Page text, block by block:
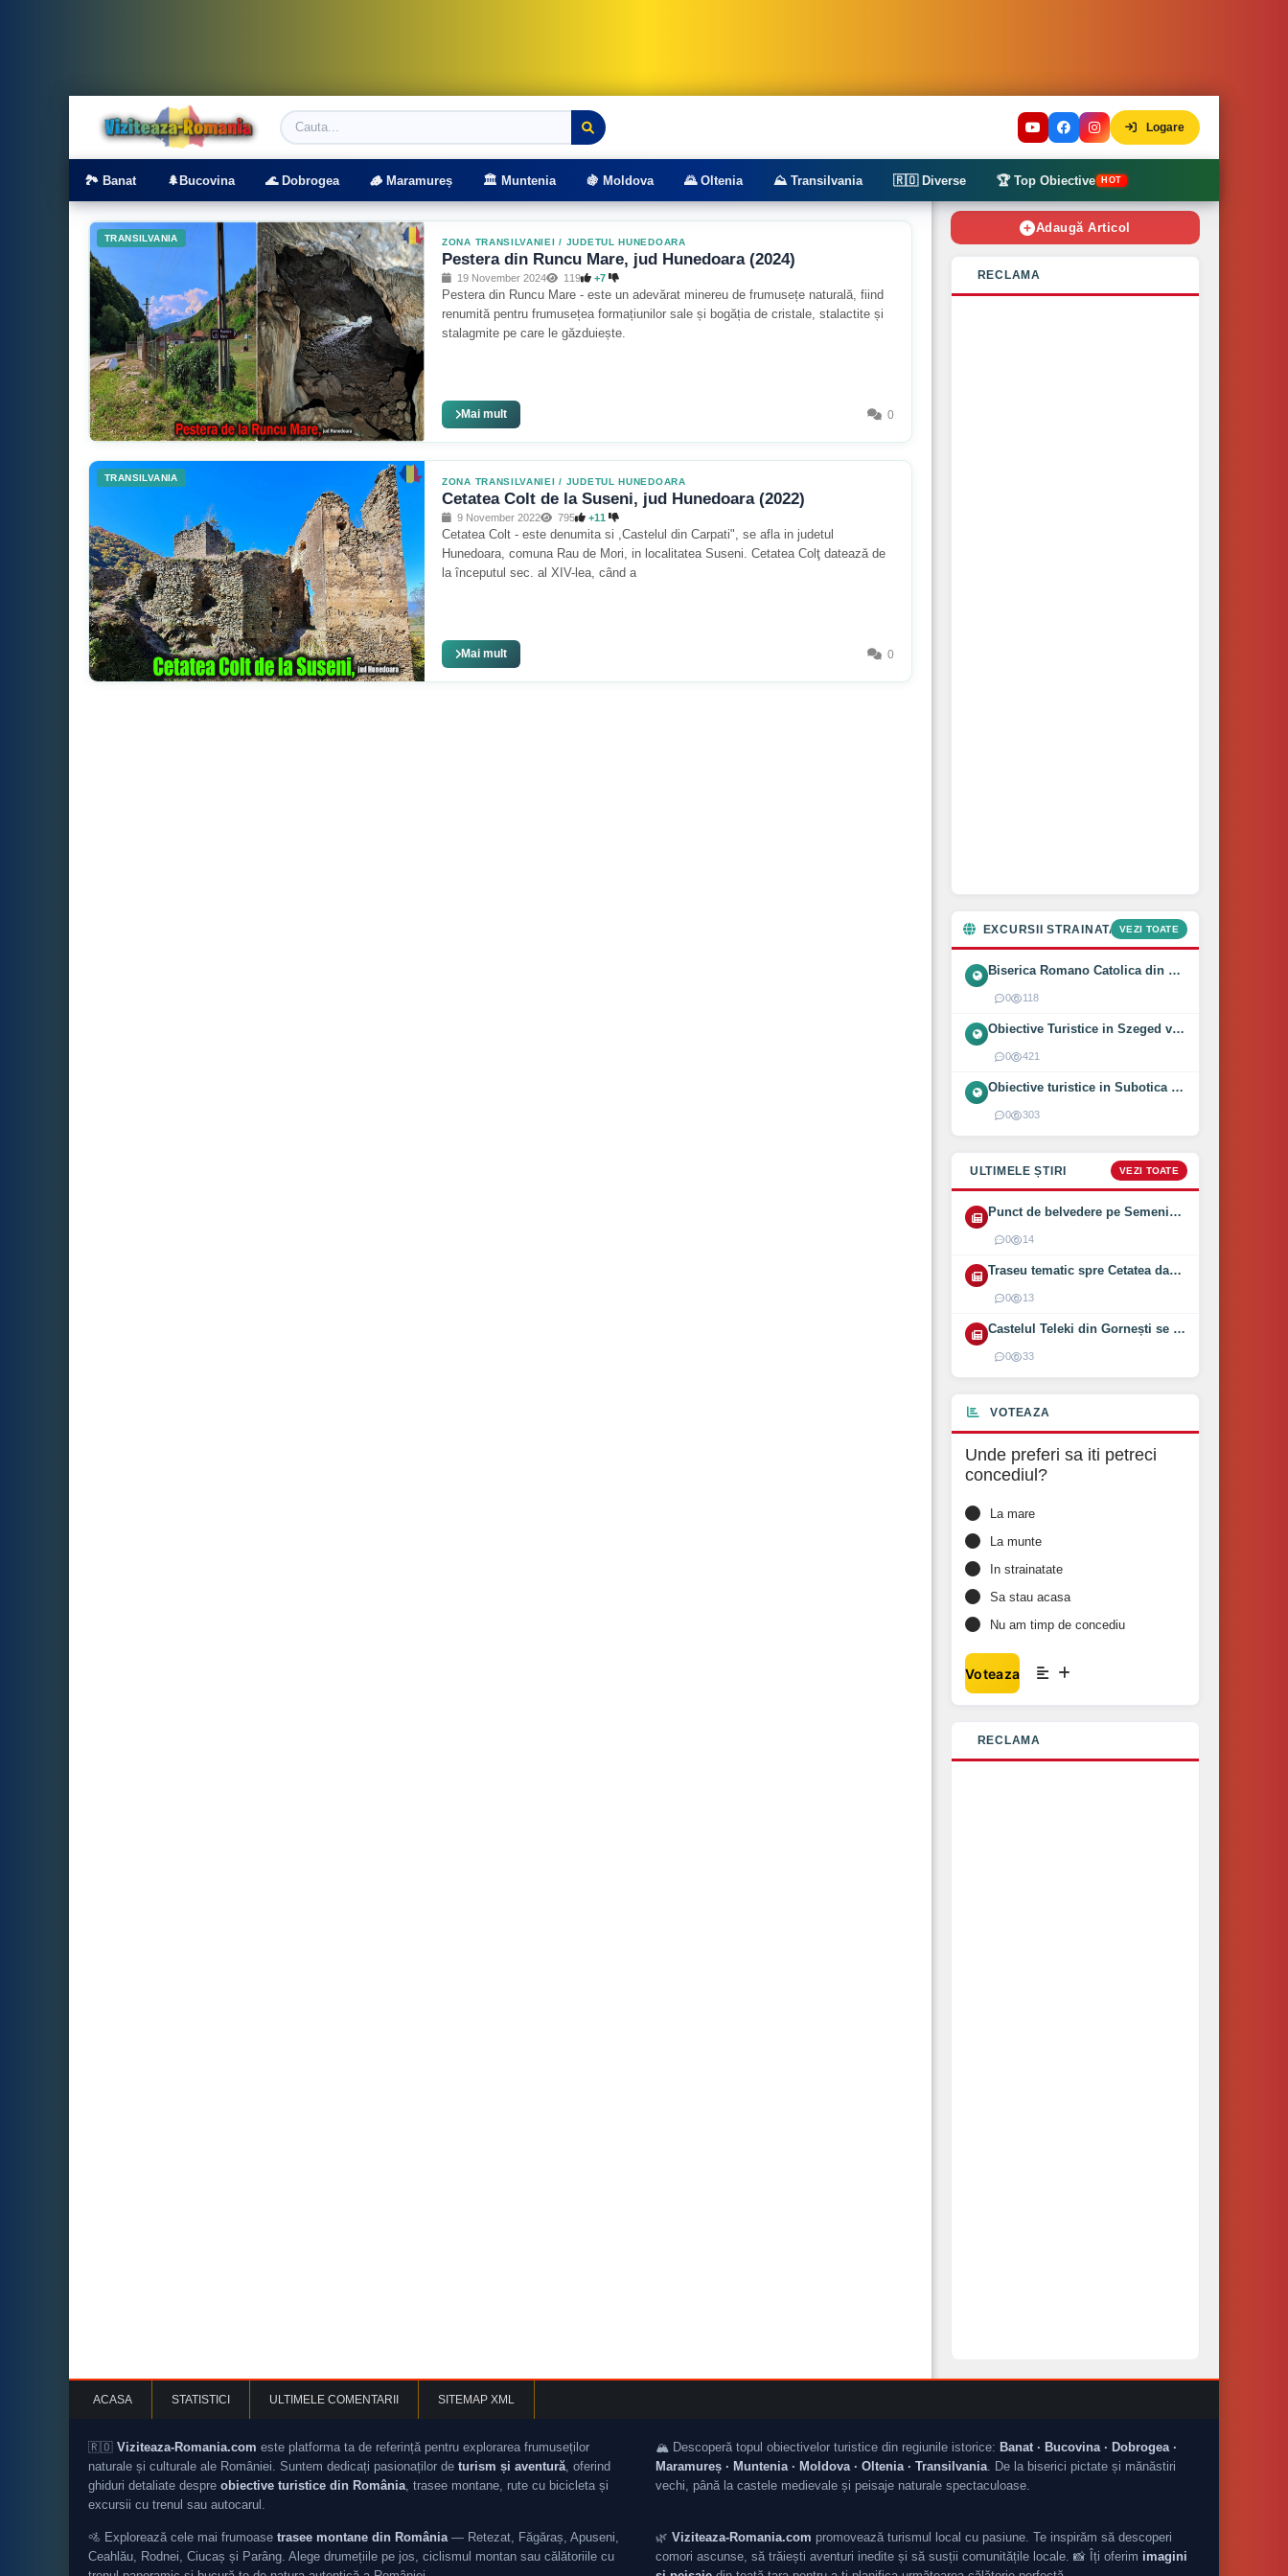
Viziteaza Romania | Obiective Turistice | Trasee montane
Logare
🏞️ Banat 🌲Bucovina 🌊 Dobrogea 🪵 Maramureș 🏛️ Muntenia 🍇 Moldova 🌄 Oltenia ⛰️ Transilvania 🇷🇴 Diverse 🏆 Top Obiective HOT
TRANSILVANIA ZONA TRANSILVANIEI / JUDETUL HUNEDOARA
Pestera din Runcu Mare, jud Hunedoara (2024)
19 November 2024 119 +7
Pestera din Runcu Mare - este un adevărat minereu de frumusețe naturală, fiind
renumită pentru frumusețea formațiunilor sale și bogăția de cristale, stalactite și
stalagmite pe care le găzduiește.
Mai mult 0
TRANSILVANIA ZONA TRANSILVANIEI / JUDETUL HUNEDOARA
Cetatea Colt de la Suseni, jud Hunedoara (2022)
9 November 2022 795 +11
Cetatea Colt - este denumita si ,Castelul din Carpati", se afla in judetul
Hunedoara, comuna Rau de Mori, in localitatea Suseni. Cetatea Colţ dateazǎ de
la începutul sec. al XIV-lea, când a
Mai mult 0
Adaugă Articol
RECLAMA
EXCURSII STRAINATATEVEZI TOATE
Biserica Romano Catolica din Óföldeák, Ungaria (2025)
0 118
Obiective Turistice in Szeged vizitate intr-o zi (2024)
0 421
Obiective turistice in Subotica vizitate intr-o zi (2024)
0 303
ULTIMELE ȘTIRI VEZI TOATE
Punct de belvedere pe Semenic inaugurat pe 1 August 2026
0 14
Traseu tematic spre Cetatea dacică Bănița deschis (2026)
0 13
Castelul Teleki din Gornești se redeschide pe 1 august 2026
0 33
VOTEAZA
Unde preferi sa iti petreci
concediul?
La mare
La munte
In strainatate
Sa stau acasa
Nu am timp de concediu
Voteaza
RECLAMA
ACASA STATISTICI ULTIMELE COMENTARII SITEMAP XML
🇷🇴 Viziteaza-Romania.com este platforma ta de referință pentru explorarea frumuseților
naturale și culturale ale României. Suntem dedicați pasionaților de turism și aventură, oferind
ghiduri detaliate despre obiective turistice din România, trasee montane, rute cu bicicleta și
excursii cu trenul sau autocarul.
🏔️ Descoperă topul obiectivelor turistice din regiunile istorice: Banat · Bucovina · Dobrogea ·
Maramureș · Muntenia · Moldova · Oltenia · Transilvania. De la biserici pictate și mănăstiri
vechi, până la castele medievale și peisaje naturale spectaculoase.
🚵 Explorează cele mai frumoase trasee montane din România— Retezat, Făgăraș, Apuseni,
Ceahlău, Rodnei, Ciucaș și Parâng. Alege drumețiile pe jos, ciclismul montan sau călătoriile cu
🌿 Viziteaza-Romania.com promovează turismul local cu pasiune. Te inspirăm să descoperi
comori ascunse, să trăiești aventuri inedite și să susții comunitățile locale. 📸 Îți oferim imagini